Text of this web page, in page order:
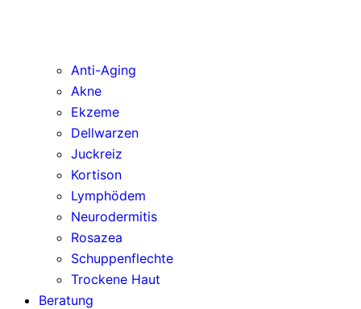
Anti-Aging
Akne
Ekzeme
Dellwarzen
Juckreiz
Kortison
Lymphödem
Neurodermitis
Rosazea
Schuppenflechte
Trockene Haut
Beratung